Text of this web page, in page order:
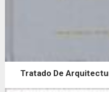
Tratado De